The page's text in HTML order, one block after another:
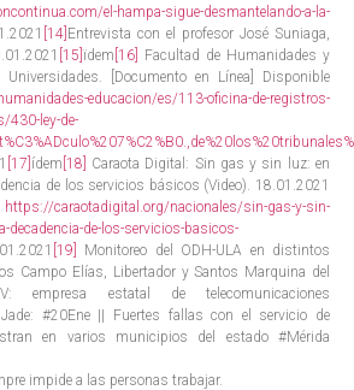
el-hampa-sigue-desmantelando-a-la-
[14] Entrevista con el profesor José Suniaga,
[15]ïdem [16]
Facultad de Humanidades y
[Documento en Línea] Disponible
educacion/es/113-oficina-de-registros-
430-ley-de-
[17] ídem [18]
Caraota Digital: Sin gas y sin luz: en
de los servicios básicos (Video). 18.01.2021
https://caraotadigital.org/nacionales/sin-gas-y-sin-
decadencia-de-los-servicios-basicos-
[19]
Monitoreo del ODH-ULA en distintos
Campo Elías, Libertador y Santos Marquina del
empresa estatal de telecomunicaciones
Jade: #20Ene || Fuertes fallas con el servicio de
en varios municipios del estado #Mérida
impide a las personas trabajar.